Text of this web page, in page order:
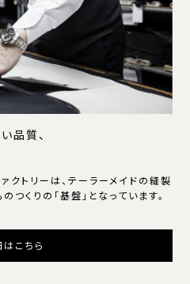
品質、
クトリーは、テーラーメイドの縫製
つくりの「基盤」となっています。
こちら